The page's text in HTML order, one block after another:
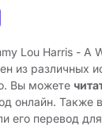
Lou Harris - A
из различных
Вы можете
онлайн. Также
его перевод